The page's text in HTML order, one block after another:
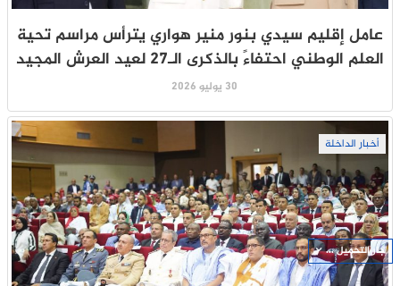
عامل إقليم سيدي بنور منير هواري يترأس مراسم تحية
العلم الوطني احتفاءً بالذكرى الـ27 لعيد العرش المجيد
30 يوليو 2026
أخبار الداخلة
جار التحميل ...